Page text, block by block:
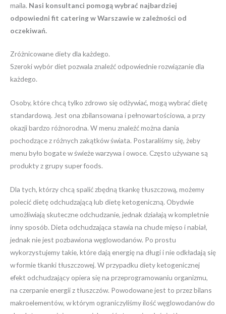
maila. Nasi konsultanci pomogą wybrać najbardziej
odpowiedni fit catering w Warszawie w zależności od
oczekiwań.
Zróżnicowane diety dla każdego.
Szeroki wybór diet pozwala znaleźć odpowiednie rozwiązanie dla
każdego.
Osoby, które chcą tylko zdrowo się odżywiać, mogą wybrać dietę
standardową. Jest ona zbilansowana i pełnowartościowa, a przy
okazji bardzo różnorodna. W menu znaleźć można dania
pochodzące z różnych zakątków świata. Postaraliśmy się, żeby
menu było bogate w świeże warzywa i owoce. Często używane są
produkty z grupy super foods.
Dla tych, którzy chcą spalić zbędną tkankę tłuszczową, możemy
polecić dietę odchudzającą lub dietę ketogeniczną. Obydwie
umożliwiają skuteczne odchudzanie, jednak działają w kompletnie
inny sposób. Dieta odchudzająca stawia na chude mięso i nabiał,
jednak nie jest pozbawiona węglowodanów. Po prostu
wykorzystujemy takie, które dają energię na długi i nie odkładają się
w formie tkanki tłuszczowej. W przypadku diety ketogenicznej
efekt odchudzający opiera się na przeprogramowaniu organizmu,
na czerpanie energii z tłuszczów. Powodowane jest to przez bilans
makroelementów, w którym ograniczyliśmy ilość węglowodanów do